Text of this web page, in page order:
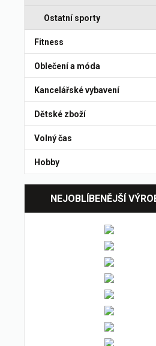
Ostatní sporty
Fitness
Oblečení a móda
Kancelářské vybavení
Dětské zboží
Volný čas
Hobby
NEJOBLÍBENĚJŠÍ